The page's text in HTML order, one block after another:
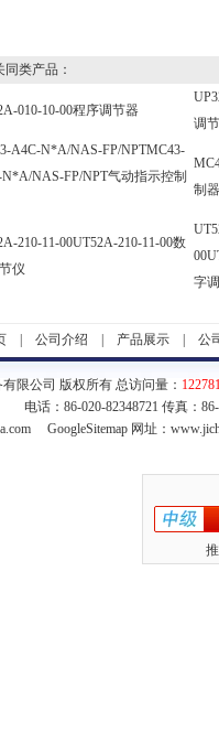
类产品：
010-10-00程序调节器
调
A4C-N*A/NAS-FP/NPTMC43-
NAS-FP/NPT气动指示控制
制器
210-11-00UT52A-210-11-00数
仪
字
公司介绍 产品展示 公
限公司 版权所有 总访问量：
电话：86-020-82348721 传真：
GoogleSitemap网址：